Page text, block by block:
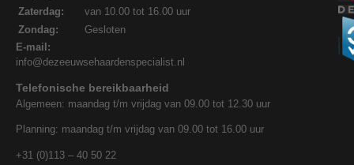
Zaterdag:
van 10.00 tot 16.00 uur
Zondag:
Gesloten
E-mail:
info@dezeeuwsehaardenspecialist.nl
Telefonische bereikbaarheid
Algemeen: maandag t/m vrijdag van 09.00 tot 12.30 uur
Planning: maandag t/m vrijdag van 09.00 tot 16.00 uur
+31 (0)113 – 40 50 22